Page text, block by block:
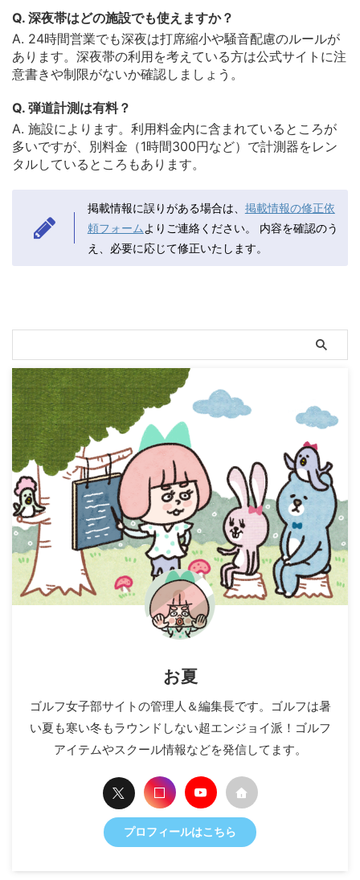
Q. 深夜帯はどの施設でも使えますか？
A. 24時間営業でも深夜は打席縮小や騒音配慮のルールが
あります。深夜帯の利用を考えている方は公式サイトに注
意書きや制限がないか確認しましょう。
Q. 弾道計測は有料？
A. 施設によります。利用料金内に含まれているところが
多いですが、別料金（1時間300円など）で計測器をレン
タルしているところもあります。
掲載情報に誤りがある場合は、 掲載情報の修正依
頼フォーム よりご連絡ください。
内容を確認のう
え、必要に応じて修正いたします。
お夏
ゴルフ女子部サイトの管理人＆編集長です。ゴルフは暑
い夏も寒い冬もラウンドしない超エンジョイ派！ゴルフ
アイテムやスクール情報などを発信してます。
プロフィールはこちら